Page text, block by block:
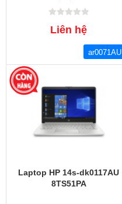
Liên hệ
ar0071AU
Laptop HP 14s-dk0117AU
8TS51PA